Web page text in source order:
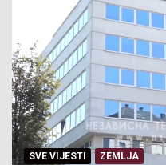
SVE VIJESTI ZEMLJA